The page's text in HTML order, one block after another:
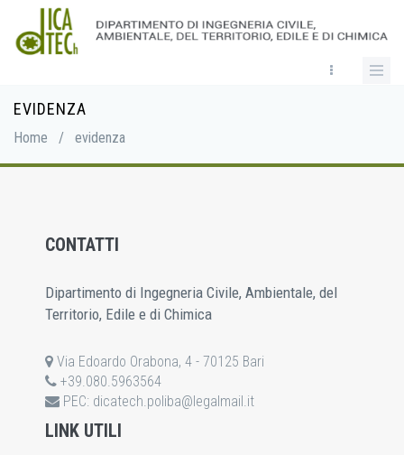
main
EVIDENZA
Breadcrumb
Home / evidenza
CONTATTI
Dipartimento di Ingegneria Civile, Ambientale, del
Territorio, Edile e di Chimica
Via Edoardo Orabona, 4 - 70125 Bari
+39.080.5963564
PEC: dicatech.poliba@legalmail.it
LINK UTILI